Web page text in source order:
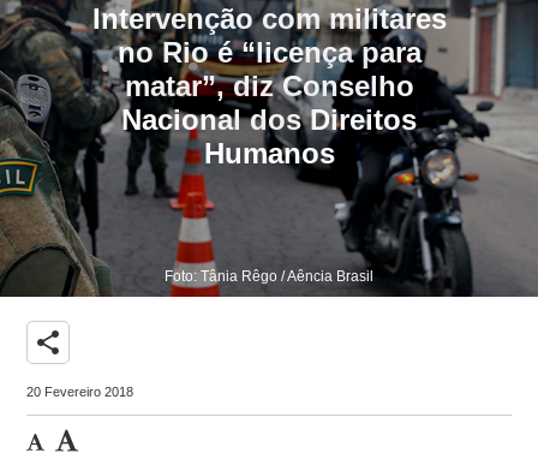
Intervenção com militares
no Rio é “licença para
matar”, diz Conselho
Nacional dos Direitos
Humanos
Foto: Tânia Rêgo / Aência Brasil
share
20 Fevereiro 2018